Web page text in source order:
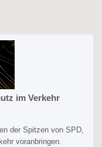
im Verkehr
der Spitzen von SPD,
voranbringen.